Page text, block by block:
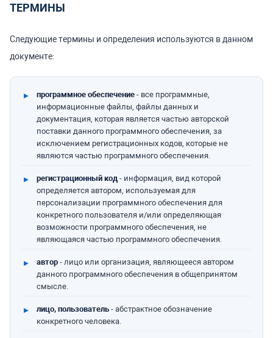
ТЕРМИНЫ
Следующие термины и определения используются в данном
документе:
программное обеспечение - все программные,
информационные файлы, файлы данных и
документация, которая является частью авторской
поставки данного программного обеспечения, за
исключением регистрационных кодов, которые не
являются частью программного обеспечения.
регистрационный код - информация, вид которой
определяется автором, используемая для
персонализации программного обеспечения для
конкретного пользователя и/или определяющая
возможности программного обеспечения, не
являющаяся частью программного обеспечения.
автор - лицо или организация, являющееся автором
данного программного обеспечения в общепринятом
смысле.
лицо, пользователь - абстрактное обозначение
конкретного человека.